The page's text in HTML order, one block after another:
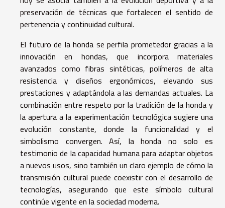
preservación de técnicas que fortalecen el sentido de
pertenencia y continuidad cultural.
El futuro de la honda se perfila prometedor gracias a la
innovación en hondas, que incorpora materiales
avanzados como fibras sintéticas, polímeros de alta
resistencia y diseños ergonómicos, elevando sus
prestaciones y adaptándola a las demandas actuales. La
combinación entre respeto por la tradición de la honda y
la apertura a la experimentación tecnológica sugiere una
evolución constante, donde la funcionalidad y el
simbolismo convergen. Así, la honda no solo es
testimonio de la capacidad humana para adaptar objetos
a nuevos usos, sino también un claro ejemplo de cómo la
transmisión cultural puede coexistir con el desarrollo de
tecnologías, asegurando que este símbolo cultural
continúe vigente en la sociedad moderna.